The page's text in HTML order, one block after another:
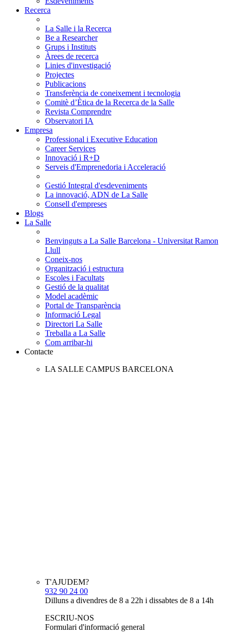
Recerca
La Salle i la Recerca
Be a Researcher
Grups i Instituts
Àrees de recerca
Linies d'investigació
Projectes
Publicacions
Transferència de coneixement i tecnologia
Comitè d’Ètica de la Recerca de la Salle
Revista Comprendre
Observatori IA
Empresa
Professional i Executive Education
Career Services
Innovació i R+D
Serveis d'Emprenedoria i Acceleració
Gestió Integral d'esdeveniments
La innovació, ADN de La Salle
Consell d'empreses
Blogs
La Salle
Benvinguts a La Salle Barcelona - Universitat Ramon
Llull
Coneix-nos
Organització i estructura
Escoles i Facultats
Gestió de la qualitat
Model acadèmic
Portal de Transparència
Informació Legal
Directori La Salle
Treballa a La Salle
Com arribar-hi
Contacte
LA SALLE CAMPUS BARCELONA
T'AJUDEM?
932 90 24 00
Dilluns a divendres de 8 a 22h i dissabtes de 8 a 14h
ESCRIU-NOS
Formulari d'informació general